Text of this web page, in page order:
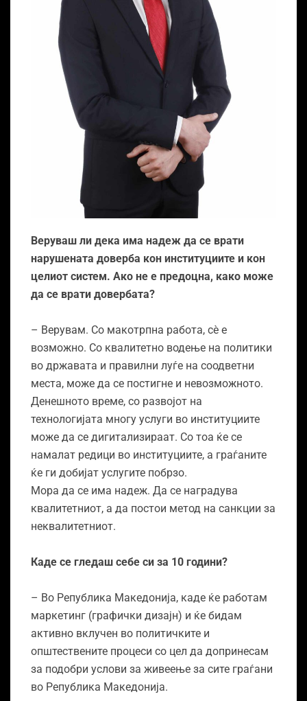
Веруваш ли дека има надеж да се врати
нарушената доверба кон институциите и кон
целиот систем. Ако не е предоцна, како може
да се врати довербата?
– Верувам. Со макотрпна работа, сѐ е
возможно. Со квалитетно водење на политики
во државата и правилни луѓе на соодветни
места, може да се постигне и невозможното.
Денешното време, со развојот на
технологијата многу услуги во институциите
може да се дигитализираат. Со тоа ќе се
намалат редици во институциите, а граѓаните
ќе ги добијат услугите побрзо.
Мора да се има надеж. Да се наградува
квалитетниот, а да постои метод на санкции за
неквалитетниот.
Каде се гледаш себе си за 10 години?
– Во Република Македонија, каде ќе работам
маркетинг (графички дизајн) и ќе бидам
активно вклучен во политичките и
општествените процеси со цел да допринесам
за подобри услови за живеење за сите граѓани
во Република Македонија.